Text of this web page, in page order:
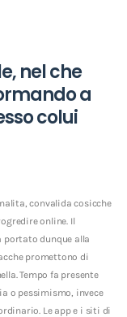
nel che
a
colui
convalida cosicche
online. Il
portato dunque alla
promettono di
Tempo fa presente
o pessimismo, invece
Le app e i siti di